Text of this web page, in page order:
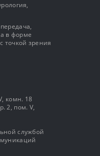
в форме
точкой зрения
комн. 18
2, пом. V,
службой